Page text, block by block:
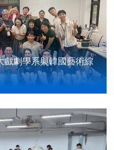
戲劇學系與韓國藝術綜